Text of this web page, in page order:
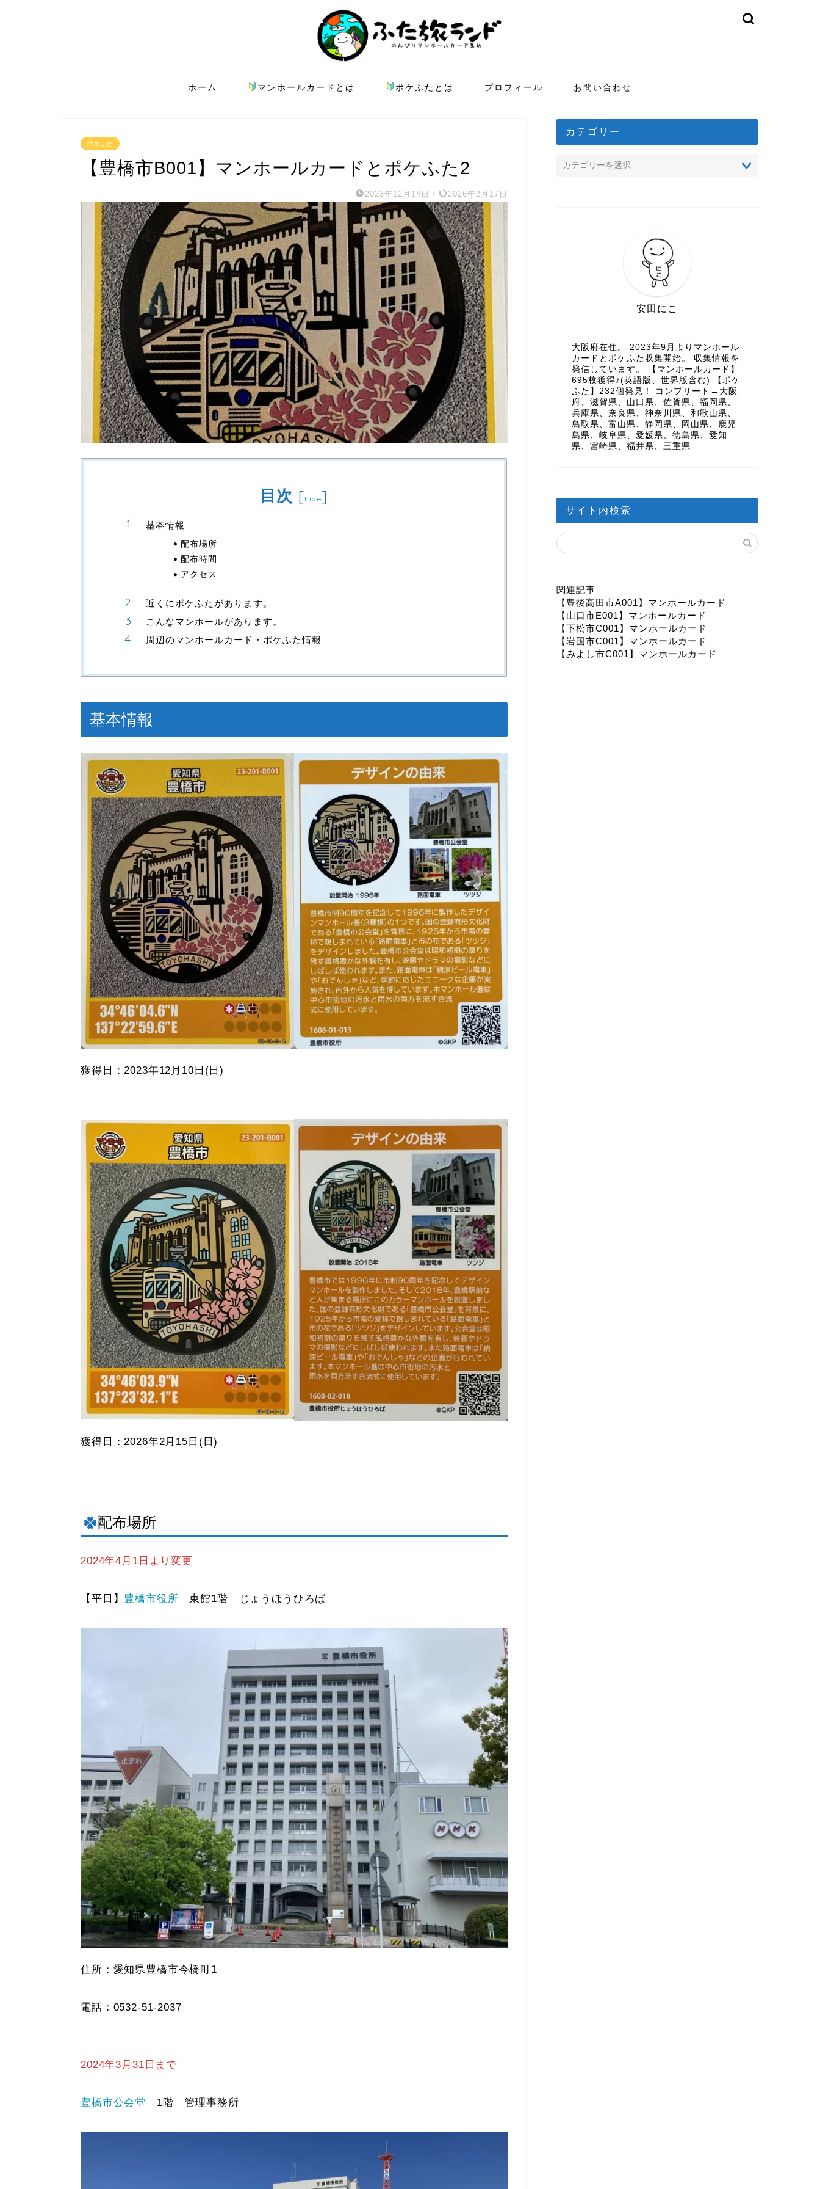
ホーム マンホールカードとは ポケふたとは プロフィール お問い合わせ
ポケふた
【豊橋市B001】マンホールカードとポケふた2
2023年12月14日 / 2026年2月17日
目次 [hide]
基本情報
配布場所
配布時間
アクセス
近くにポケふたがあります。
こんなマンホールがあります。
周辺のマンホールカード・ポケふた情報
基本情報
獲得日：2023年12月10日(日)
獲得日：2026年2月15日(日)
配布場所
2024年4月1日より変更
【平日】 豊橋市役所 東館1階 じょうほうひろば
住所：愛知県豊橋市今橋町1
電話：0532-51-2037
2024年3月31日まで
豊橋市公会堂1階 管理事務所
カテゴリー
安田にこ
大阪府在住。 2023年9月よりマンホール
カードとポケふた収集開始。 収集情報を
発信しています。 【マンホールカード】
695枚獲得♪(英語版、世界版含む) 【ポケ
ふた】232個発見！ コンプリート→大阪
府、滋賀県、山口県、佐賀県、福岡県、
兵庫県、奈良県、神奈川県、和歌山県、
鳥取県、富山県、静岡県、岡山県、鹿児
島県、岐阜県、愛媛県、徳島県、愛知
県、宮崎県、福井県、三重県
サイト内検索
関連記事
【豊後高田市A001】マンホールカード
【山口市E001】マンホールカード
【下松市C001】マンホールカード
【岩国市C001】マンホールカード
【みよし市C001】マンホールカード